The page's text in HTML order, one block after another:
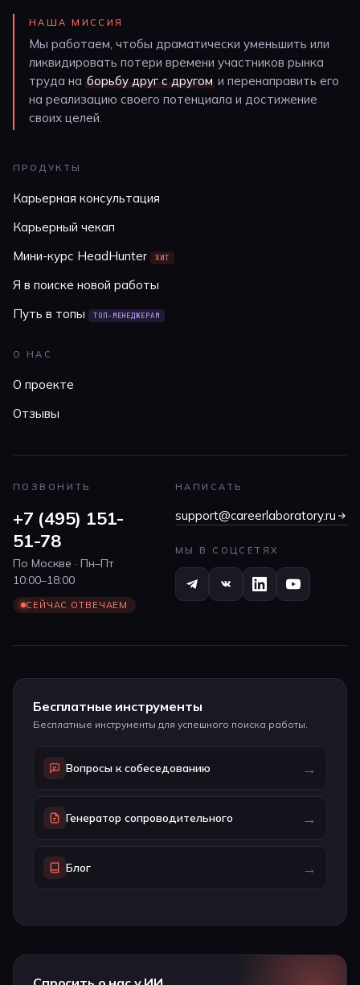
НАША МИССИЯ
Мы работаем, чтобы драматически уменьшить или
ликвидировать потери времени участников рынка
труда на борьбу друг с другом и перенаправить его
на реализацию своего потенциала и достижение
своих целей.
ПРОДУКТЫ
Карьерная консультация
Карьерный чекап
Мини-курс HeadHunter
ХИТ
Я в поиске новой работы
Путь в топы
ТОП-МЕНЕДЖЕРАМ
О НАС
О проекте
Отзывы
ПОЗВОНИТЬ
+7 (495) 151-
51-78
По Москве · Пн–Пт
10:00–18:00
СЕЙЧАС ОТВЕЧАЕМ
НАПИСАТЬ
support@careerlaboratory.ru
МЫ В СОЦСЕТЯХ
Бесплатные инструменты
Бесплатные инструменты для успешного поиска работы.
Вопросы к собеседованию →
Генератор сопроводительного →
Блог →